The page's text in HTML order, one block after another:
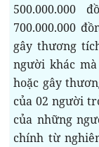
500.000.000
700.000.000
gây thương
người khác
hoặc gây
của 02 người
của những
chính từ